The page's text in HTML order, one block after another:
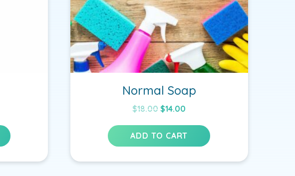
Normal Soap
$18.00 $14.00
ADD TO CART